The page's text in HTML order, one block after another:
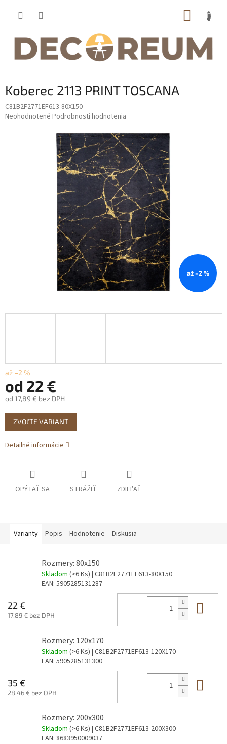
Koberec 2113 PRINT TOSCANA
C81B2F2771EF613-80X150
Priemerné
Neohodnotené Podrobnosti hodnotenia
až –2 %
až –2 %
od 22 €
od 17,89 € bez DPH
Jednotková
cena:
ZVOĽTE VARIANT
Detailné informácie
OPÝTAŤ SA STRÁŽIŤ ZDIEĽAŤ
Varianty Popis Hodnotenie Diskusia
Rozmery: 80x150
Skladom (>6 Ks) | C81B2F2771EF613-80X150
EAN: 5905285131287
22 €
17,89 € bez DPH
Rozmery: 120x170
Skladom (>6 Ks) | C81B2F2771EF613-120X170
EAN: 5905285131300
35 €
28,46 € bez DPH
Rozmery: 200x300
Skladom (>6 Ks) | C81B2F2771EF613-200X300
EAN: 8683950009037